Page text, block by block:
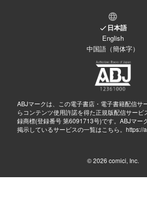
日本語
English
中国語（簡体字）
ABJマークは、この電子書店・電子書籍配信サ
らコンテンツ使用許諾を得た正規版配信サー
録商標(登録番号 第6091713号)です。ABJマー
掲示しているサービスの一覧はこちら。 https://
© 2026 comici, Inc.